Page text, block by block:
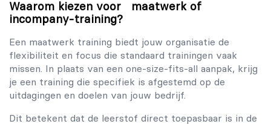
Waarom kiezen voor maatwerk of
incompany-training?
Een maatwerk training biedt jouw organisatie de
flexibiliteit en focus die standaard trainingen vaak
missen. In plaats van een one-size-fits-all aanpak, krijg
je een training die specifiek is afgestemd op de
uitdagingen en doelen van jouw bedrijf.
Dit betekent dat de leerstof direct toepasbaar is in de